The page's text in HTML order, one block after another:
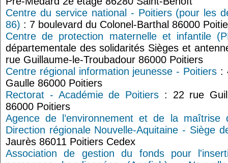
Centre du service national - Poitiers (pour les
86) : 7 boulevard du Colonel-Barthal 86000
Centre de protection maternelle et infantile
départementale des solidarités Sièges et
rue Guillaume-le-Troubadour 86000 Poitiers
Centre régional information jeunesse - Poitiers :
Gaulle 86000 Poitiers
Rectorat - Académie de Poitiers : 22 rue
86000 Poitiers
Agence de l’environnement et de la maîtrise
Direction régionale Nouvelle-Aquitaine - Siège
Jaurès 86011 Poitiers Cedex
Association de gestion du fonds pour